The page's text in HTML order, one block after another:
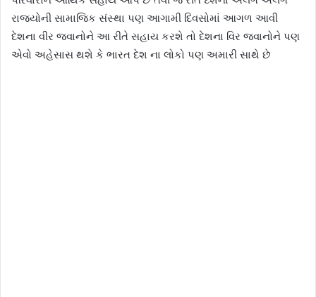
રાજ્યોની સામાજિક સંસ્થા પણ આગામી દિવસોમાં આગળ આવી
દેશના વીર જવાનોને આ રીતે સહાય કરશે તો દેશના વિર જવાનોને પણ
એવો અહેસાસ થશે કે ભારત દેશ ના લોકો પણ અમારી સાથે છે